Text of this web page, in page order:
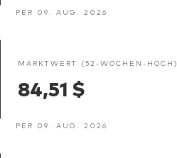
PER 09. AUG. 2026
MARKTWERT (52-WOCHEN-HOCH)
84,51 $
PER 09. AUG. 2026